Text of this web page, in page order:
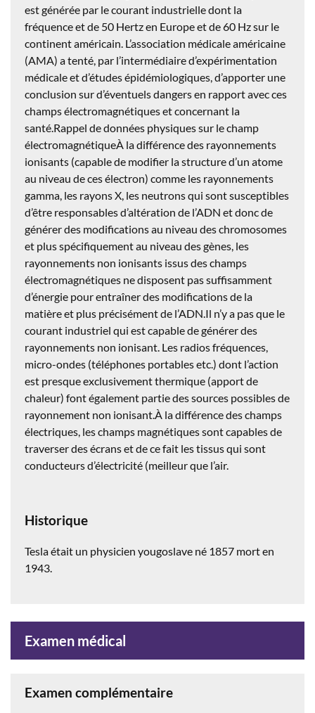
est générée par le courant industrielle dont la
fréquence et de 50 Hertz en Europe et de 60 Hz sur le
continent américain. L’association médicale américaine
(AMA) a tenté, par l’intermédiaire d’expérimentation
médicale et d’études épidémiologiques, d’apporter une
conclusion sur d’éventuels dangers en rapport avec ces
champs électromagnétiques et concernant la
santé.Rappel de données physiques sur le champ
électromagnétiqueÀ la différence des rayonnements
ionisants (capable de modifier la structure d’un atome
au niveau de ces électron) comme les rayonnements
gamma, les rayons X, les neutrons qui sont susceptibles
d’être responsables d’altération de l’ADN et donc de
générer des modifications au niveau des chromosomes
et plus spécifiquement au niveau des gènes, les
rayonnements non ionisants issus des champs
électromagnétiques ne disposent pas suffisamment
d’énergie pour entraîner des modifications de la
matière et plus précisément de l’ADN.Il n’y a pas que le
courant industriel qui est capable de générer des
rayonnements non ionisant. Les radios fréquences,
micro-ondes (téléphones portables etc.) dont l’action
est presque exclusivement thermique (apport de
chaleur) font également partie des sources possibles de
rayonnement non ionisant.À la différence des champs
électriques, les champs magnétiques sont capables de
traverser des écrans et de ce fait les tissus qui sont
conducteurs d’électricité (meilleur que l’air.
Historique
Tesla était un physicien yougoslave né 1857 mort en
1943.
Examen médical
Examen complémentaire